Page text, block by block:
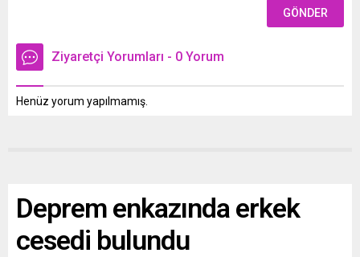
Ziyaretçi Yorumları - 0 Yorum
Henüz yorum yapılmamış.
Deprem enkazında erkek
cesedi bulundu